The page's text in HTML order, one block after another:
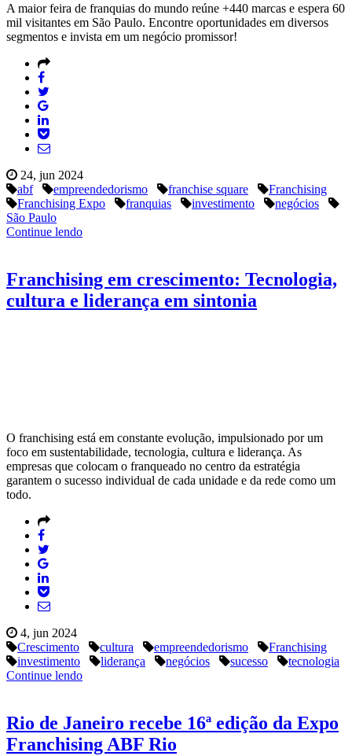
A maior feira de franquias do mundo reúne +440 marcas e espera 60
mil visitantes em São Paulo. Encontre oportunidades em diversos
segmentos e invista em um negócio promissor!
24, jun 2024
abf
empreendedorismo franchise square
Franchising
Franchising Expo
franquias investimento
negócios
São Paulo
Continue lendo
Franchising em crescimento: Tecnologia,
cultura e liderança em sintonia
O franchising está em constante evolução, impulsionado por um
foco em sustentabilidade, tecnologia, cultura e liderança. As
empresas que colocam o franqueado no centro da estratégia
garantem o sucesso individual de cada unidade e da rede como um
todo.
4, jun 2024
Crescimento
cultura empreendedorismo
Franchising
investimento
liderança negócios sucesso
tecnologia
Continue lendo
Rio de Janeiro recebe 16ª edição da Expo
Franchising ABF Rio